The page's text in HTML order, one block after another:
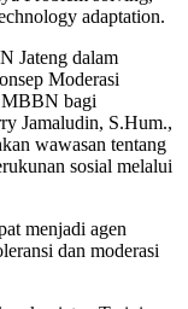
adaptation.
Jateng dalam
Moderasi
MBBN bagi
Jamaludin, S.Hum.,
wawasan tentang
sosial melalui
menjadi agen
dan moderasi